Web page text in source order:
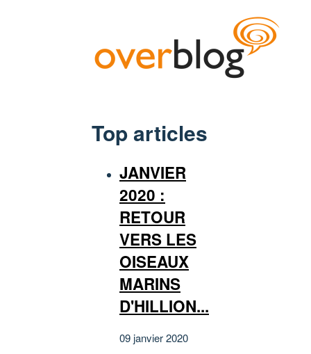
Top articles
JANVIER
2020 :
RETOUR
VERS LES
OISEAUX
MARINS
D'HILLION...
09 janvier 2020